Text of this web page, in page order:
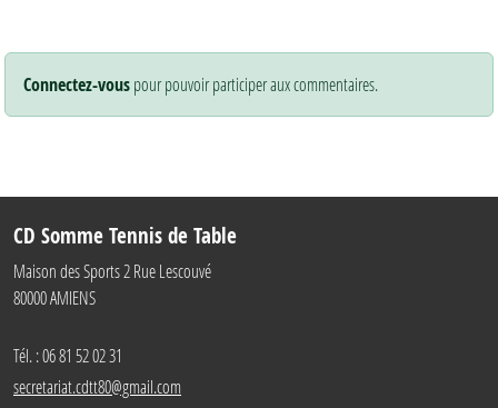
Connectez-vouspour pouvoir participer aux commentaires.
CD Somme Tennis de Table
Maison des Sports 2 Rue Lescouvé
80000AMIENS
Tél. :06 81 52 02 31
secretariat.cdtt80@gmail.com